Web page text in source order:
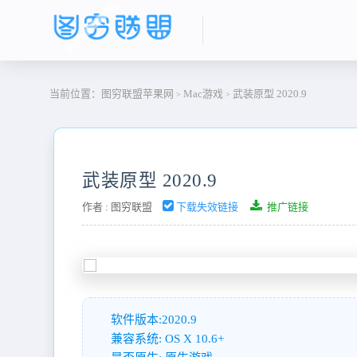
当前位置： 图穷联盟苹果网 > Mac游戏 > 武装原型 2020.9
武装原型 2020.9
作者 : 图穷联盟 下载失效链接 推广链接
软件版本:2020.9
兼容系统: OS X 10.6+